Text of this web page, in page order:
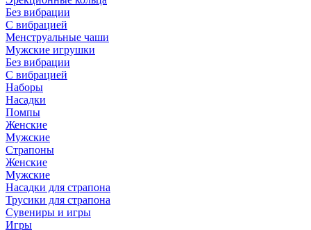
Без вибрации
С вибрацией
Менструальные чаши
Мужские игрушки
Без вибрации
С вибрацией
Наборы
Насадки
Помпы
Женские
Мужские
Страпоны
Женские
Мужские
Насадки для страпона
Трусики для страпона
Сувениры и игры
Игры